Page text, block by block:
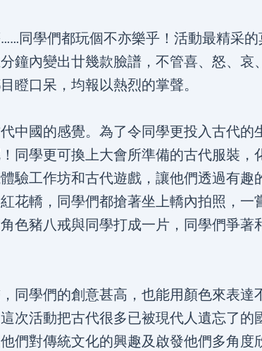
同學們都玩個不亦樂乎！活動最精采的
鐘內變出廿幾款臉譜，不管喜、怒、哀
瞪口呆，均報以熱烈的掌聲。
中國的感覺。為了令同學更投入古代的
同學更可換上大會所準備的古代服裝，
驗工作坊和古代遊戲，讓他們透過有趣
花轎，同學們都搶著坐上轎內拍照，一
色豬八戒與同學打成一片，同學們爭著
同學們的創意甚高，也能用顏色來表達
次活動把古代很多已被現代人遺忘了的
們對傳統文化的興趣及啟發他們多角度